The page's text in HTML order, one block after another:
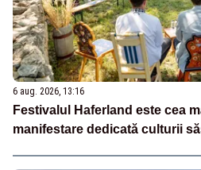
6 aug. 2026, 13:16
Festivalul Haferland este cea
manifestare dedicată culturii